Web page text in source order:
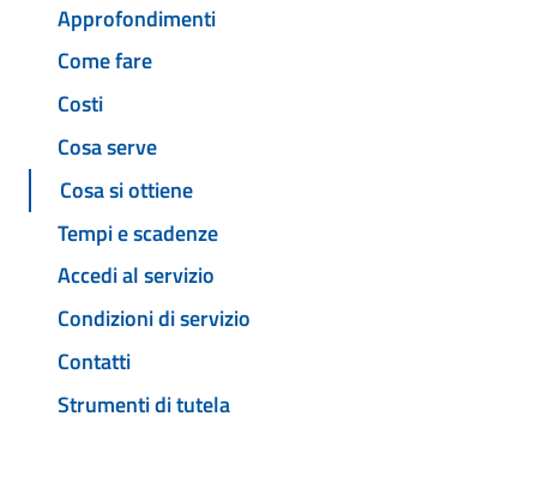
Approfondimenti
Come fare
Costi
Cosa serve
Cosa si ottiene
Tempi e scadenze
Accedi al servizio
Condizioni di servizio
Contatti
Strumenti di tutela